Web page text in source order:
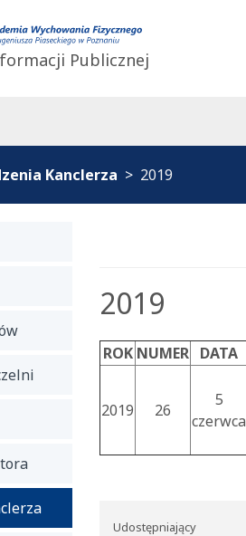
Publicznej
Kanclerza 2019
2019
ROK NUMER DATA
2019 26
5
czerwca
Udostępniający